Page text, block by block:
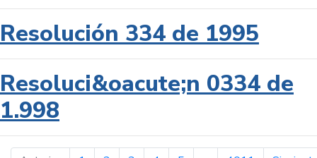
Resolución 334 de 1995
Resoluci&oacute;n 0334 de
1.998